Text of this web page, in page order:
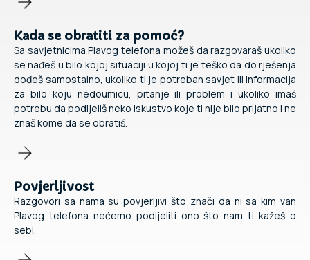
Kada se obratiti za pomoć?
Sa savjetnicima Plavog telefona možeš da razgovaraš ukoliko
se nađeš u bilo kojoj situaciji u kojoj ti je teško da do rješenja
dođeš samostalno, ukoliko ti je potreban savjet ili informacija
za bilo koju nedoumicu, pitanje ili problem i ukoliko imaš
potrebu da podijeliš neko iskustvo koje ti nije bilo prijatno i ne
znaš kome da se obratiš.
Povjerljivost
Razgovori sa nama su povjerljivi što znači da ni sa kim van
Plavog telefona nećemo podijeliti ono što nam ti kažeš o
sebi.